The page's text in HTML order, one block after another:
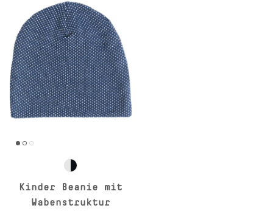
Kinder Beanie mit
Wabenstruktur